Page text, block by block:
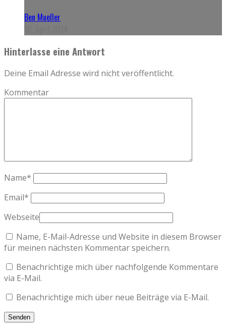
Ben Mueller
Hinterlasse eine Antwort
Deine Email Adresse wird nicht veröffentlicht.
Kommentar
Name*
Email*
Webseite
Name, E-Mail-Adresse und Website in diesem Browser
für meinen nächsten Kommentar speichern.
Benachrichtige mich über nachfolgende Kommentare
via E-Mail.
Benachrichtige mich über neue Beiträge via E-Mail.